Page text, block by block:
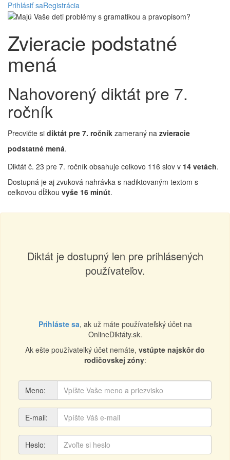
Prihlásiť saRegistrácia
Zvieracie podstatné
mená
Nahovorený diktát pre 7.
ročník
Precvičte si diktát pre 7. ročník zameraný na zvieracie
podstatné mená.
Diktát č. 23 pre 7. ročník obsahuje celkovo 116 slov v 14 vetách.
Dostupná je aj zvuková nahrávka s nadiktovaným textom s
celkovou dĺžkou vyše 16 minút.
Diktát je dostupný len pre prihlásených
používateľov.
Prihláste sa, ak už máte používateľský účet na
OnlineDiktáty.sk.
Ak ešte používateľký účet nemáte, vstúpte najskôr do
rodičovskej zóny:
Meno:
E-mail:
Heslo: